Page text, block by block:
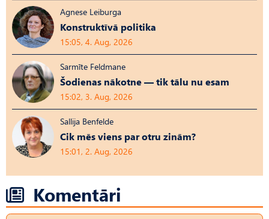
Agnese Leiburga
Konstruktīvā politika
15:05, 4. Aug, 2026
Sarmīte Feldmane
Šodienas nākotne — tik tālu nu esam
15:02, 3. Aug, 2026
Sallija Benfelde
Cik mēs viens par otru zinām?
15:01, 2. Aug, 2026
Komentāri